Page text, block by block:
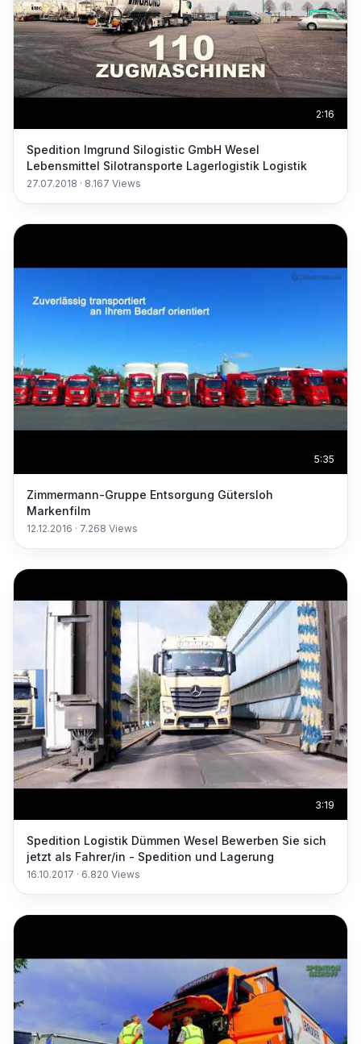
2:16
Spedition Imgrund Silogistic GmbH Wesel
Lebensmittel Silotransporte Lagerlogistik Logistik
27.07.2018 · 8.167 Views
5:35
Zimmermann-Gruppe Entsorgung Gütersloh
Markenfilm
12.12.2016 · 7.268 Views
3:19
Spedition Logistik Dümmen Wesel Bewerben Sie sich
jetzt als Fahrer/in - Spedition und Lagerung
16.10.2017 · 6.820 Views